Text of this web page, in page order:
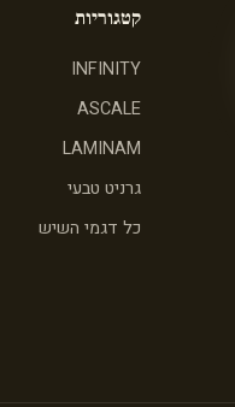
קטגוריות
INFINITY
ASCALE
LAMINAM
גרניט טבעי
כל דגמי השיש